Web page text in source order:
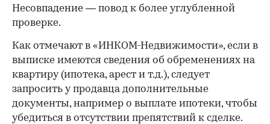
Несовпадение — повод к более углубленной
проверке.
Как отмечают в «ИНКОМ-Недвижимости», если в
выписке имеются сведения об обременениях на
квартиру (ипотека, арест и т.д.), следует
запросить у продавца дополнительные
документы, например о выплате ипотеки, чтобы
убедиться в отсутствии препятствий к сделке.